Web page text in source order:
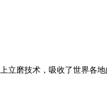
磨技术，吸收了世界各